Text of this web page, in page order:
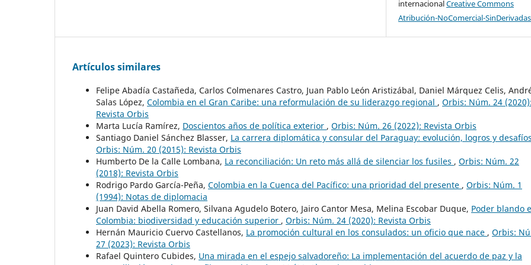
internacionalCreative Commons
Atribución-NoComercial-
Artículos similares
Felipe Abadía Castañeda, Carlos Colmenares Castro, Juan Pablo León Aristizábal, Daniel Márquez Celis,
Salas López, Colombia en el Gran Caribe: una reformulación de su liderazgo regional , Orbis: Núm. 24 (2020):
Revista Orbis
Marta Lucía Ramírez, Doscientos años de política exterior , Orbis: Núm. 26 (2022): Revista Orbis
Santiago Daniel Sánchez Blasser, La carrera diplomática y consular del Paraguay: evolución, logros y desafíos
Orbis: Núm. 20 (2015): Revista Orbis
Humberto De la Calle Lombana, La reconciliación: Un reto más allá de silenciar los fusiles , Orbis: Núm. 22
(2018): Revista Orbis
Rodrigo Pardo García-Peña, Colombia en la Cuenca del Pacífico: una prioridad del presente , Orbis: Núm. 1
(1994): Notas de diplomacia
Juan David Abella Romero, Silvana Agudelo Botero, Jairo Cantor Mesa, Melina Escobar Duque, Poder blando
Colombia: biodiversidad y educación superior , Orbis: Núm. 24 (2020): Revista Orbis
Hernán Mauricio Cuervo Castellanos, La promoción cultural en los consulados: un oficio que nace , Orbis:
27 (2023): Revista Orbis
Rafael Quintero Cubides, Una mirada en el espejo salvadoreño: La implementación del acuerdo de paz y la